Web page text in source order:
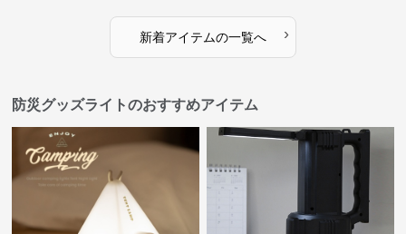
新着アイテムの一覧へ ›
防災グッズライトのおすすめアイテム